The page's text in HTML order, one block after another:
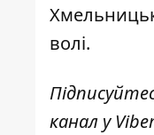
волі.
канал у